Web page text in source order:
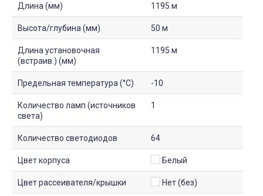
Длина (мм) 1195 м
Высота/глубина (мм) 50 м
Длина установочная
(встраив.) (мм)
1195 м
Предельная температура (°C) -10
Количество ламп (источников
света)
1
Количество светодиодов 64
Цвет корпуса Белый
Цвет рассеивателя/крышки Нет (без)